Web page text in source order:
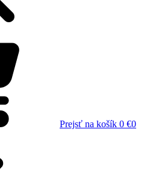
Prejsť na košík 0 €0